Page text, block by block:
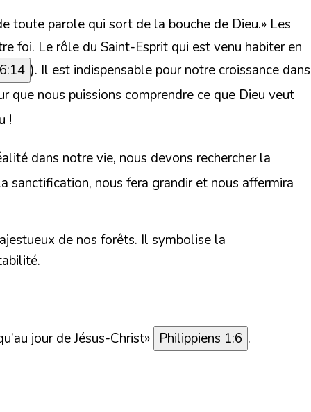
toute parole qui sort de la bouche de Dieu.» Les
foi. Le rôle du Saint-Esprit qui est venu habiter en
). Il est indispensable pour notre croissance dans
que nous puissions comprendre ce que Dieu veut
!
dans notre vie, nous devons rechercher la
sanctification, nous fera grandir et nous affermira
de nos forêts. Il symbolise la
jour de Jésus-Christ» Philippiens 1:6 .